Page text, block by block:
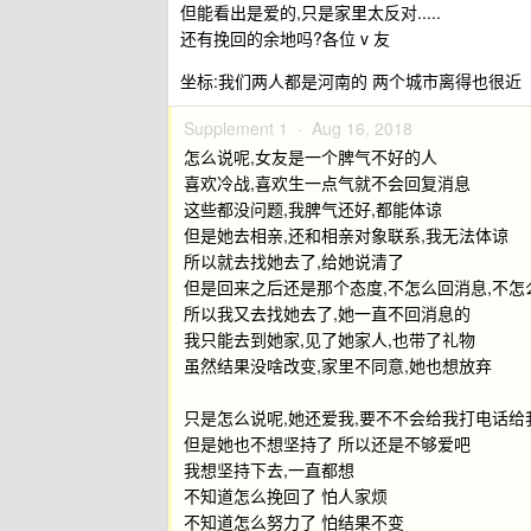
但能看出是爱的,只是家里太反对.....
还有挽回的余地吗?各位 v 友
坐标:我们两人都是河南的 两个城市离得也很近
Supplement 1 · Aug 16, 2018
怎么说呢,女友是一个脾气不好的人
喜欢冷战,喜欢生一点气就不会回复消息
这些都没问题,我脾气还好,都能体谅
但是她去相亲,还和相亲对象联系,我无法体谅
所以就去找她去了,给她说清了
但是回来之后还是那个态度,不怎么回消息,不怎
所以我又去找她去了,她一直不回消息的
我只能去到她家,见了她家人,也带了礼物
虽然结果没啥改变,家里不同意,她也想放弃
只是怎么说呢,她还爱我,要不不会给我打电话给
但是她也不想坚持了 所以还是不够爱吧
我想坚持下去,一直都想
不知道怎么挽回了 怕人家烦
不知道怎么努力了 怕结果不变